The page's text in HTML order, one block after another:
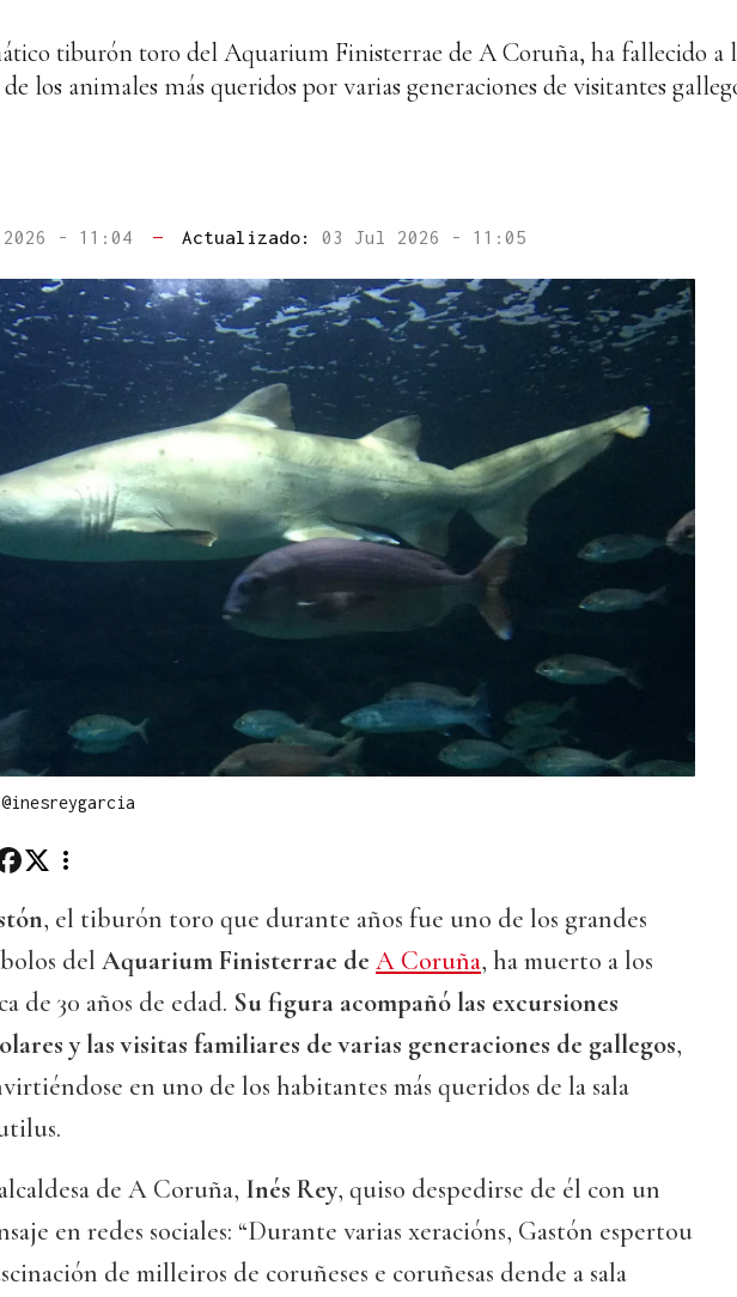
tiburón toro del Aquarium Finisterrae de A Coruña, ha fallecido a
los animales más queridos por varias generaciones de visitantes
- 11:04 — Actualizado: 03 Jul 2026 - 11:05
@inesreygarcia
, el tiburón toro que durante años fue uno de los grandes
del Aquarium Finisterrae de A Coruña, ha muerto a los
de 30 años de edad. Su figura acompañó las excursiones
y las visitas familiares de varias generaciones de gallegos,
en uno de los habitantes más queridos de la sala
de A Coruña, Inés Rey, quiso despedirse de él con un
en redes sociales: “Durante varias xeracións, Gastón espertou
de milleiros de coruñeses e coruñesas dende a sala